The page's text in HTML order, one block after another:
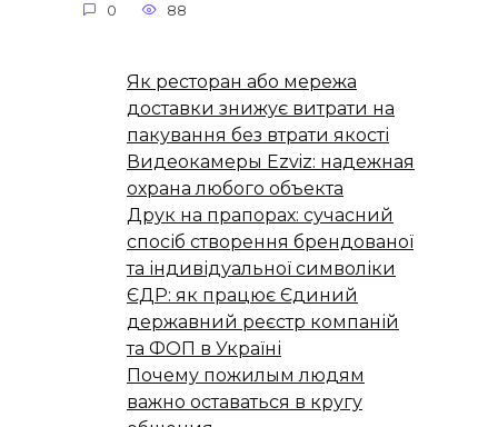
0 88
Як ресторан або мережа
доставки знижує витрати на
пакування без втрати якості
Видеокамеры Ezviz: надежная
охрана любого объекта
Друк на прапорах: сучасний
спосіб створення брендованої
та індивідуальної символіки
ЄДР: як працює Єдиний
державний реєстр компаній
та ФОП в Україні
Почему пожилым людям
важно оставаться в кругу